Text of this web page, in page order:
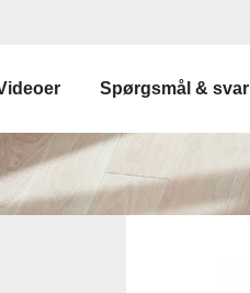
Spørgsmål & svar